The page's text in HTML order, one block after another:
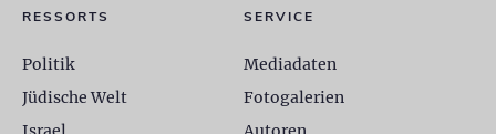
RESSORTS
Politik
Jüdische Welt
SERVICE
Mediadaten
Fotogalerien